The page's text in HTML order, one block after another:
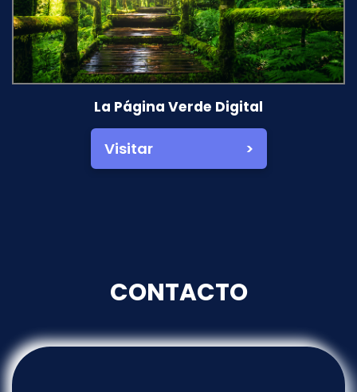
La Página Verde Digital
Visitar >
CONTACTO